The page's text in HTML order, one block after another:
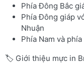
Phía Đông Bắc
Phía Đông giáp
Nhuận
Phía Nam và
🏷️ Giới thiệu mực in